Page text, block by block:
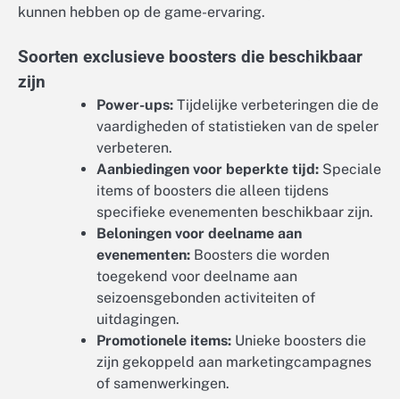
kunnen hebben op de game-ervaring.
Soorten exclusieve boosters die beschikbaar
zijn
Power-ups: Tijdelijke verbeteringen die de
vaardigheden of statistieken van de speler
verbeteren.
Aanbiedingen voor beperkte tijd: Speciale
items of boosters die alleen tijdens
specifieke evenementen beschikbaar zijn.
Beloningen voor deelname aan
evenementen: Boosters die worden
toegekend voor deelname aan
seizoensgebonden activiteiten of
uitdagingen.
Promotionele items: Unieke boosters die
zijn gekoppeld aan marketingcampagnes
of samenwerkingen.